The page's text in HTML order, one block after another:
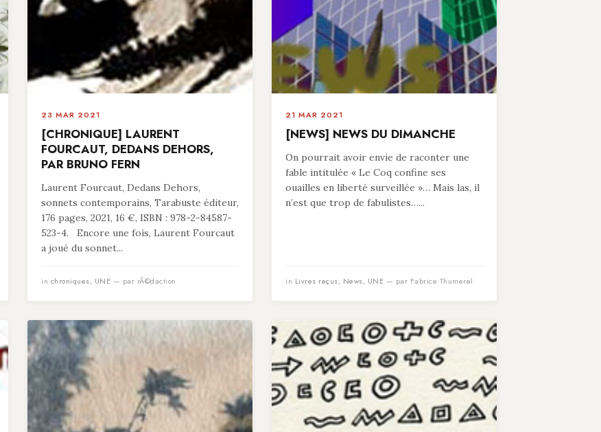
23 MAR 2021
[CHRONIQUE] LAURENT
FOURCAUT, DEDANS DEHORS,
PAR BRUNO FERN
Laurent Fourcaut, Dedans Dehors,
sonnets contemporains, Tarabuste éditeur,
176 pages, 2021, 16 €, ISBN : 978-2-84587-
523-4. Encore une fois, Laurent Fourcaut
a joué du sonnet...
in chroniques, UNE — par rÃ©daction
21 MAR 2021
[NEWS] NEWS DU DIMANCHE
On pourrait avoir envie de raconter une
fable intitulée « Le Coq confine ses
ouailles en liberté surveillée »… Mais las, il
n’est que trop de fabulistes…...
in Livres reçus, News, UNE — par Fabrice Thumerel